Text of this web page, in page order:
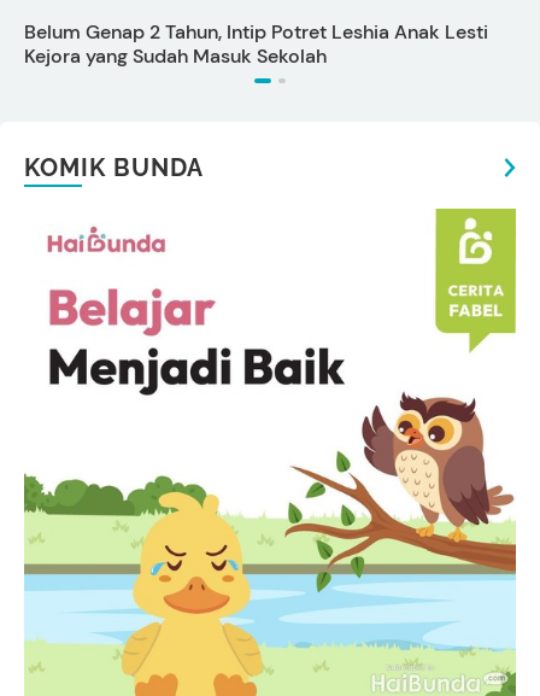
Belum Genap 2 Tahun, Intip Potret Leshia Anak Lesti
Kejora yang Sudah Masuk Sekolah
KOMIK BUNDA